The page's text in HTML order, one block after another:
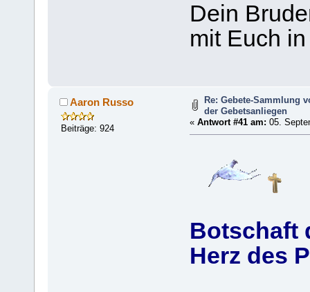
Dein
mit Euch
Aaron Russo
Beiträge: 924
Re: Gebete-Sammlung
der Gebetsanliegen
« Antwort #41 am: 05.
Botschaft
Herz des